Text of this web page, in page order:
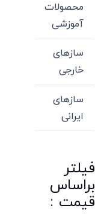
محصولات
آموزشی
سازهای
خارجی
سازهای
ایرانی
فیلتر
براساس
قیمت :